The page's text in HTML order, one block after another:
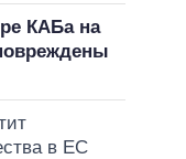
КАБа на
в ЕС